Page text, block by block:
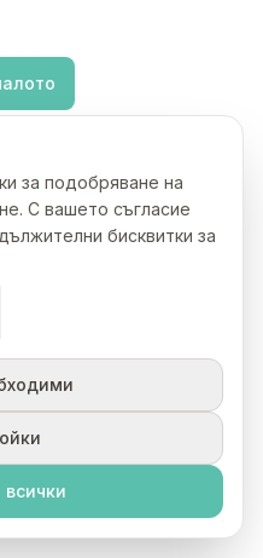
за подобряване на
С вашето съгласие
бисквитки за